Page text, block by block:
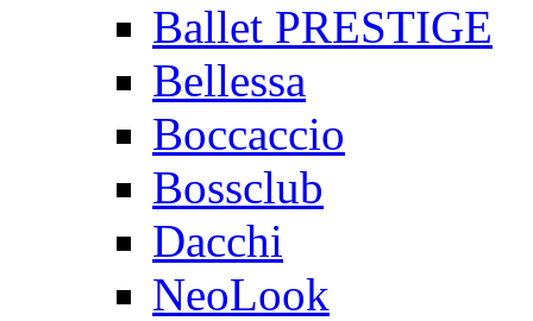
Ballet PRESTIGE
Bellessa
Boccaccio
Bossclub
Dacchi
NeoLook